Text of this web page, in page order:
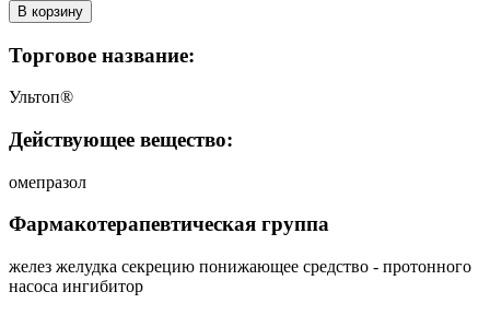
В корзину
Торговое название:
Ультоп®
Действующее вещество:
омепразол
Фармакотерапевтическая группа
желез желудка секрецию понижающее средство - протонного
насоса ингибитор